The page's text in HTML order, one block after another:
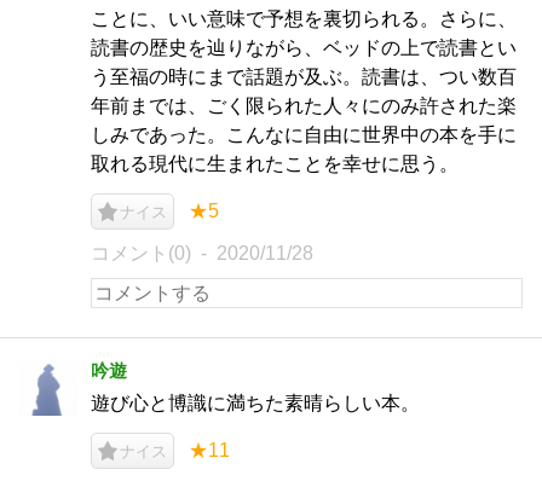
ことに、いい意味で予想を裏切られる。さらに、
読書の歴史を辿りながら、ベッドの上で読書とい
う至福の時にまで話題が及ぶ。読書は、つい数百
年前までは、ごく限られた人々にのみ許された楽
しみであった。こんなに自由に世界中の本を手に
取れる現代に生まれたことを幸せに思う。
ナイス ★5
コメント(0) 2020/11/28
吟遊
遊び心と博識に満ちた素晴らしい本。
ナイス ★11